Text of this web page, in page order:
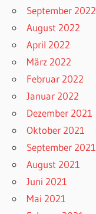
September 2022
August 2022
April 2022
März 2022
Februar 2022
Januar 2022
Dezember 2021
Oktober 2021
September 2021
August 2021
Juni 2021
Mai 2021